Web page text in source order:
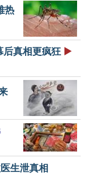
热
后真相更疯狂 ▶️
生泄真相